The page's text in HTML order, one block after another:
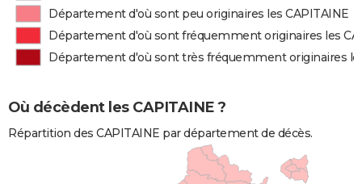
Département d'où sont peu originaires les CAPITAINE
Département d'où sont fréquemment originaires les
Département d'où sont très fréquemment originaires
Où décèdent les CAPITAINE ?
Répartition des CAPITAINE par département de décès.